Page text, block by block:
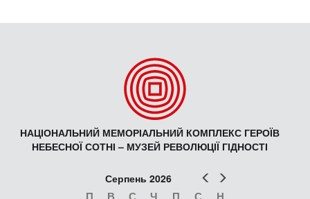
НАЦІОНАЛЬНИЙ МЕМОРІАЛЬНИЙ КОМПЛЕКС ГЕРОЇВ
НЕБЕСНОЇ СОТНІ – МУЗЕЙ РЕВОЛЮЦІЇ ГІДНОСТІ
Попер
Серпень 2026